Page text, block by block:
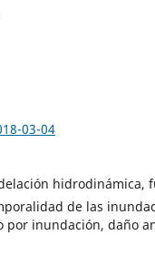
03-04
hidrodinámica,
de las
por inundación, daño